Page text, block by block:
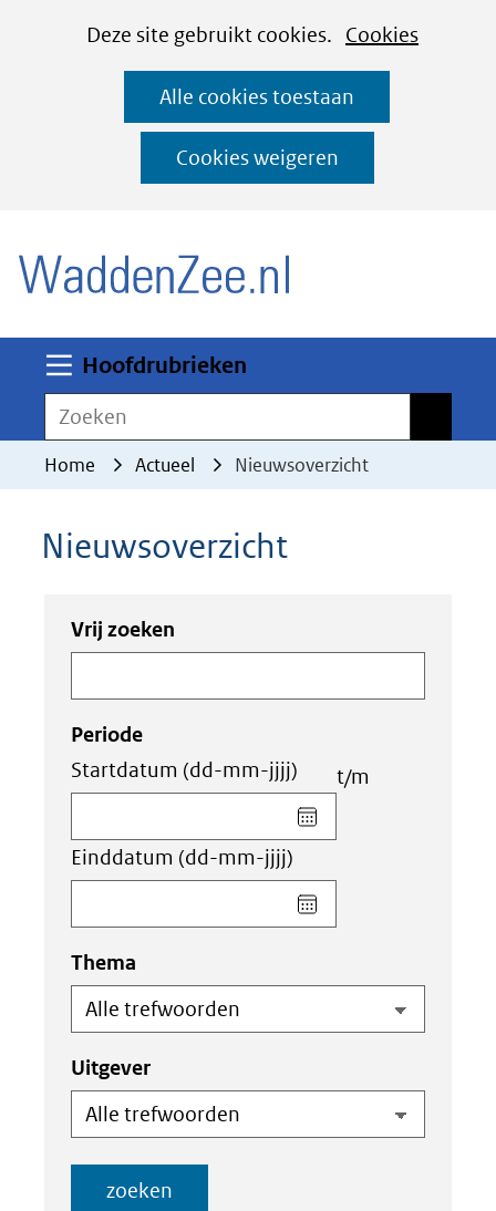
CookiesDeze site gebruikt cookies. Cookies
deze
worden
toegestaan
geweigerd.
Alle cookies toestaan
Cookies weigeren
Ga
naar
de
inhoud
Hoofdrubrieken
Zoeken
Home Actueel Nieuwsoverzicht
Nieuwsoverzicht
Zoeken
in
de
index
Zoeken
de
index
Vrij zoeken
Periode
Startdatum (dd-mm-jjjj)
Kies
datum
veld
Startdatum
t/m
Einddatum (dd-mm-jjjj)
Kies
datum
Einddatum
(dd-
jjjj)
Thema
Uitgever
zoeken